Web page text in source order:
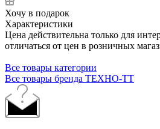
Хочу в подарок
Характеристики
Цена действительна только для
отличаться от цен в розничных
Все товары категории
Все товары бренда ТЕХНО-ТТ